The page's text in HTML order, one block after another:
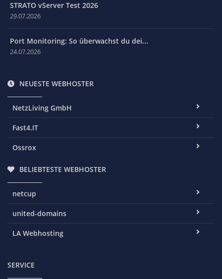
STRATO vServer Test 2026
29.07.2026
Port Monitoring: So überwachst du dei...
24.07.2026
NEUESTE WEBHOSTER
NetzLiving GmbH
Fast4.IT
Ossrox
BELIEBTESTE WEBHOSTER
netcup
united-domains
LA Webhosting
SERVICE